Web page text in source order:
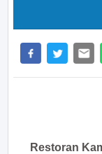
Restoran